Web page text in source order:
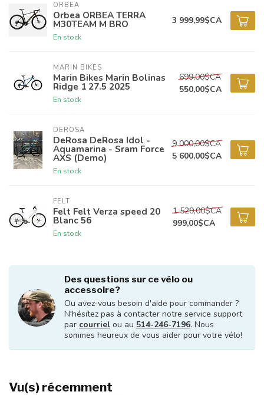
ORBEA
Orbea ORBEA TERRA
M30TEAM M BRO
En stock
3 999,99$CA
MARIN BIKES
Marin Bikes Marin Bolinas
Ridge 1 27.5 2025
En stock
699,00$CA
550,00$CA
DEROSA
DeRosa DeRosa Idol -
Aquamarina - Sram Force
AXS (Demo)
En stock
9 000,00$CA
5 600,00$CA
FELT
Felt Felt Verza speed 20
Blanc 56
En stock
1 529,00$CA
999,00$CA
Des questions sur ce vélo ou
accessoire?
Ou avez-vous besoin d'aide pour commander ?
N'hésitez pas à contacter notre service support
par courriel ou au 514-246-7196. Nous
sommes heureux de vous aider pour votre vélo!
Vu(s) récemment